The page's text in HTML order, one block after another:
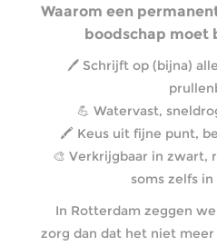
Waarom een
boodschap moet
🖊️ Schrijft op (bijna)
💪 Watervast,
🖍️ Keus uit fijne punt,
🎨 Verkrijgbaar in zwart,
soms zelfs
In Rotterdam zeggen
zorg dan dat het niet